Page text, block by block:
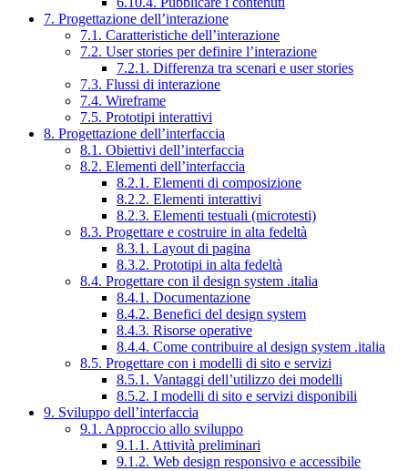
7. Progettazione dell’interazione
7.1. Caratteristiche dell’interazione
7.2. User stories per definire l’interazione
7.2.1. Differenza tra scenari e user stories
7.3. Flussi di interazione
7.4. Wireframe
7.5. Prototipi interattivi
8. Progettazione dell’interfaccia
8.1. Obiettivi dell’interfaccia
8.2. Elementi dell’interfaccia
8.2.1. Elementi di composizione
8.2.2. Elementi interattivi
8.2.3. Elementi testuali (microtesti)
8.3. Progettare e costruire in alta fedeltà
8.3.1. Layout di pagina
8.3.2. Prototipi in alta fedeltà
8.4. Progettare con il design system .italia
8.4.1. Documentazione
8.4.2. Benefici del design system
8.4.3. Risorse operative
8.4.4. Come contribuire al design system .italia
8.5. Progettare con i modelli di sito e servizi
8.5.1. Vantaggi dell’utilizzo dei modelli
8.5.2. I modelli di sito e servizi disponibili
9. Sviluppo dell’interfaccia
9.1. Approccio allo sviluppo
9.1.1. Attività preliminari
9.1.2. Web design responsivo e accessibile